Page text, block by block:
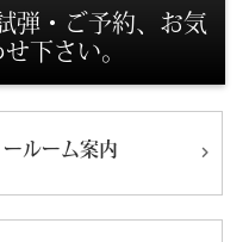
弾・ご予約、お気
下さい。
ールーム案内